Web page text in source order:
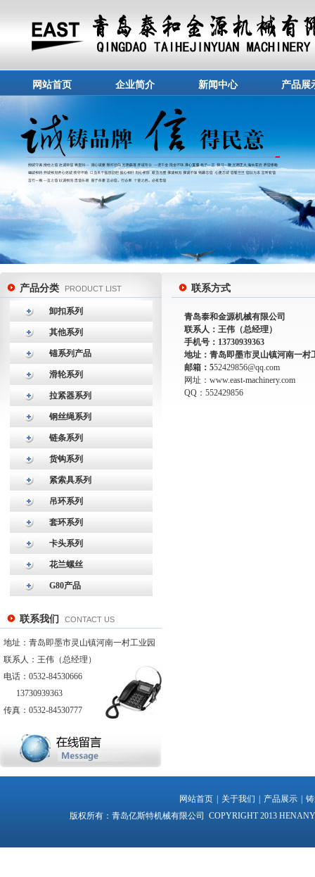
网站首页 企业简介 新闻中心 产品展
联系方式
青岛泰和金源机械有限公司
联系人：王伟（总经理）
手机号：13730939363
地址：青岛即墨市灵山镇河南一村
邮箱：552429856@qq.com
网址： www.east-machinery.com
QQ：552429856
产品分类 PRODUCT LIST
卸扣系列
其他系列
锚系列产品
滑轮系列
拉紧器系列
钢丝绳系列
链条系列
货钩系列
紧索具系列
吊环系列
套环系列
卡头系列
花兰螺丝
G80产品
联系我们 CONTACT US
地址：青岛即墨市灵山镇河南一村工业园
联系人：王伟（总经理）
电话：0532-84530666
13730939363
传真：0532-84530777
网站首页 关于我们 产品展示
版权所有：青岛亿斯特机械有限公司 COPYRIGHT 2013